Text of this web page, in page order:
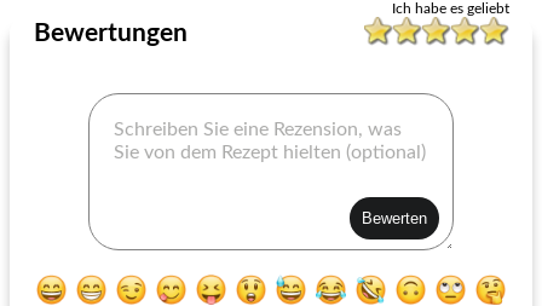
Ich habe es geliebt
Bewertungen